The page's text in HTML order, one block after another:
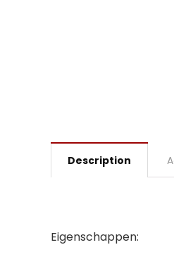
Description
Eigenschappen: